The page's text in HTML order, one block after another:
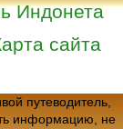
Индонета
сайта
путеводитель,
информацию, не